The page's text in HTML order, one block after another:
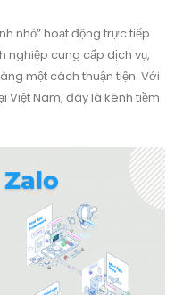
nhỏ” hoạt động trực tiếp
nghiệp cung cấp dịch vụ,
một cách thuận tiện. Với
Nam, đây là kênh tiềm